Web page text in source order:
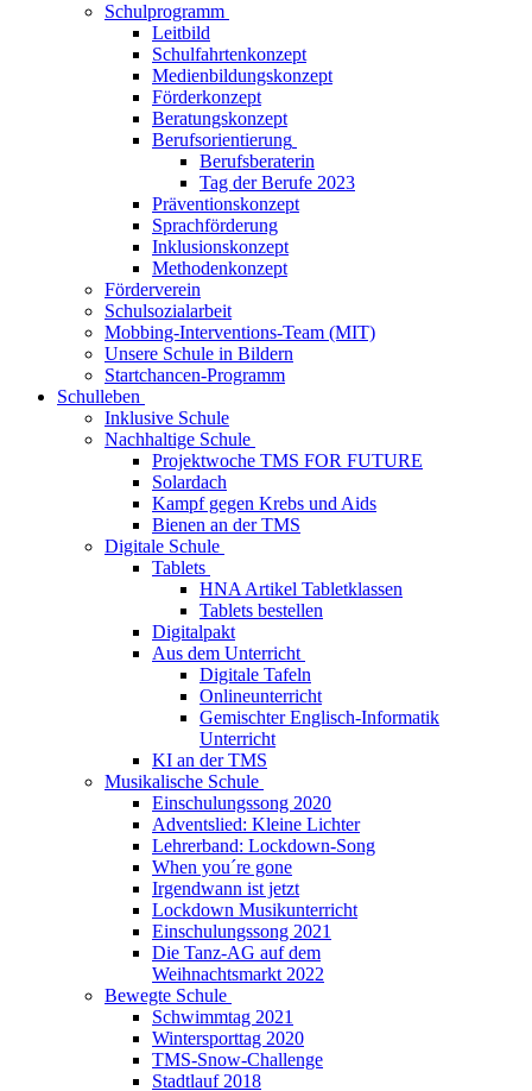
Schulprogramm
Leitbild
Schulfahrtenkonzept
Medienbildungskonzept
Förderkonzept
Beratungskonzept
Berufsorientierung
Berufsberaterin
Tag der Berufe 2023
Präventionskonzept
Sprachförderung
Inklusionskonzept
Methodenkonzept
Förderverein
Schulsozialarbeit
Mobbing-Interventions-Team (MIT)
Unsere Schule in Bildern
Startchancen-Programm
Schulleben
Inklusive Schule
Nachhaltige Schule
Projektwoche TMS FOR FUTURE
Solardach
Kampf gegen Krebs und Aids
Bienen an der TMS
Digitale Schule
Tablets
HNA Artikel Tabletklassen
Tablets bestellen
Digitalpakt
Aus dem Unterricht
Digitale Tafeln
Onlineunterricht
Gemischter Englisch-Informatik
Unterricht
KI an der TMS
Musikalische Schule
Einschulungssong 2020
Adventslied: Kleine Lichter
Lehrerband: Lockdown-Song
When you´re gone
Irgendwann ist jetzt
Lockdown Musikunterricht
Einschulungssong 2021
Die Tanz-AG auf dem
Weihnachtsmarkt 2022
Bewegte Schule
Schwimmtag 2021
Wintersporttag 2020
TMS-Snow-Challenge
Stadtlauf 2018